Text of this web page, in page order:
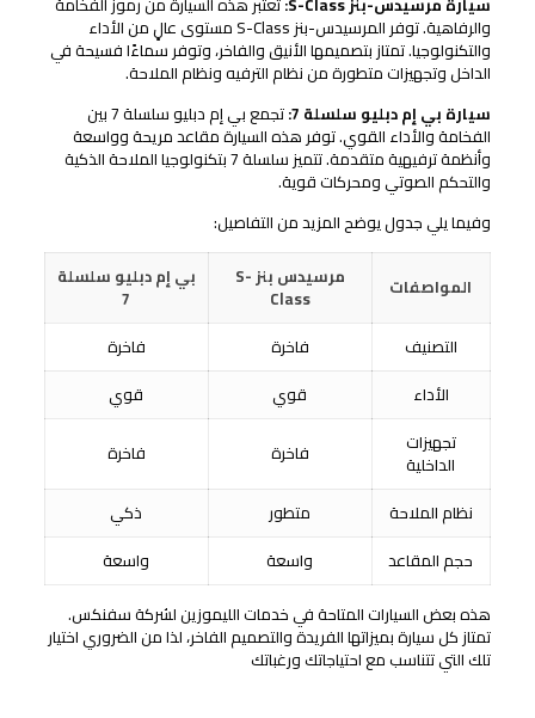
والرفاهية. توفر المرسيدس-بنز S-Class مستوى عالٍ من الأداء
والتكنولوجيا. تمتاز بتصميمها الأنيق والفاخر، وتوفر سماءًا فسيحة في
الداخل وتجهيزات متطورة من نظام الترفيه ونظام الملاحة.
سيارة بي إم دبليو سلسلة 7:
تجمع بي إم دبليو سلسلة 7 بين
الفخامة والأداء القوي. توفر هذه السيارة مقاعد مريحة وواسعة
وأنظمة ترفيهية متقدمة. تتميز سلسلة 7 بتكنولوجيا الملاحة الذكية
والتحكم الصوتي ومحركات قوية.
وفيما يلي جدول يوضح المزيد من التفاصيل:
المواصفات مرسيدس بنز S-
Class
بي إم دبليو سلسلة
7
التصنيف
فاخرة
فاخرة
الأداء
قوي
قوي
تجهيزات
الداخلية فاخرة فاخرة
نظام الملاحة متطور
ذكي
حجم المقاعد
واسعة
واسعة
هذه بعض السيارات المتاحة في خدمات الليموزين لشركة سفنكس.
تمتاز كل سيارة بميزاتها الفريدة والتصميم الفاخر، لذا من الضروري اختيار
تلك التي تتناسب مع احتياجاتك ورغباتك